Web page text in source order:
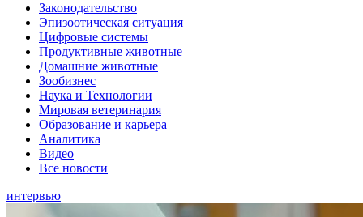
Законодательство
Эпизоотическая ситуация
Цифровые системы
Продуктивные животные
Домашние животные
Зообизнес
Наука и Технологии
Мировая ветеринария
Образование и карьера
Аналитика
Видео
Все новости
интервью